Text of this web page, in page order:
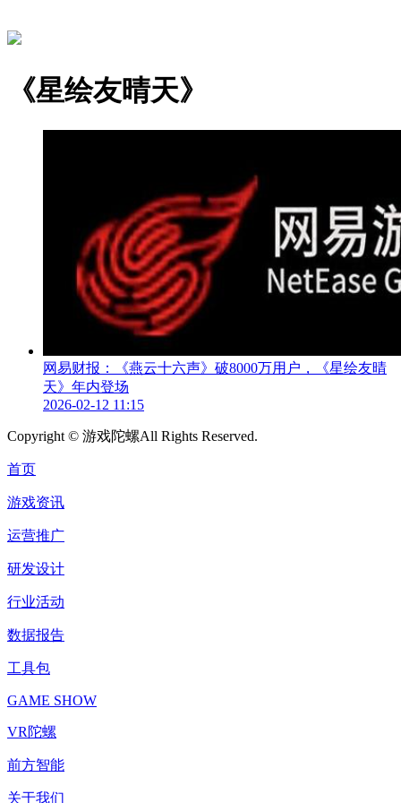
《星绘友晴天》
网易财报：《燕云十六声》破8000万用户，《星绘友晴
天》年内登场
2026-02-12 11:15
Copyright © 游戏陀螺All Rights Reserved.
首页
游戏资讯
运营推广
研发设计
行业活动
数据报告
工具包
GAME SHOW
VR陀螺
前方智能
关于我们